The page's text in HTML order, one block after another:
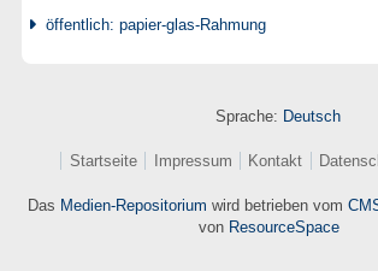
öffentlich: papier-glas-Rahmung
Sprache: Deutsch
Startseite Impressum Kontakt
Das Medien-Repositorium wird betrieben vom
von ResourceSpace